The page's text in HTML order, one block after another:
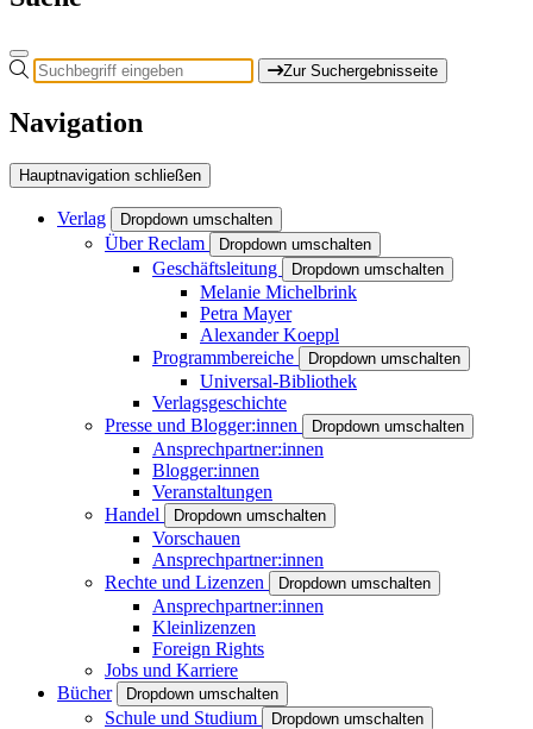
Zur Suchergebnisseite
Navigation
Hauptnavigation schließen
Verlag Dropdown umschalten
Über Reclam Dropdown umschalten
Geschäftsleitung Dropdown umschalten
Melanie Michelbrink
Petra Mayer
Alexander Koeppl
Programmbereiche
Dropdown umschalten
Universal-Bibliothek
Verlagsgeschichte
Presse und Blogger:innen
Dropdown umschalten
Ansprechpartner:innen
Blogger:innen
Veranstaltungen
Handel
Dropdown umschalten
Vorschauen
Ansprechpartner:innen
Rechte und Lizenzen
Dropdown umschalten
Ansprechpartner:innen
Kleinlizenzen
Foreign Rights
Jobs und Karriere
Bücher
Dropdown umschalten
Schule und Studium Dropdown umschalten